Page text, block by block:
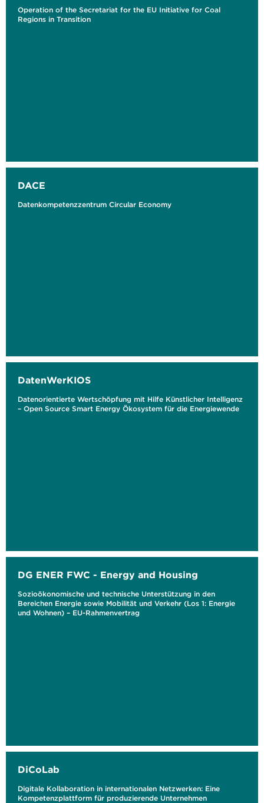
Operation of the Secretariat for the EU Initiative for Coal
Regions in Transition
DACE
Datenkompetenzzentrum Circular Economy
DatenWerKIOS
Datenorientierte Wertschöpfung mit Hilfe Künstlicher Intelligenz
– Open Source Smart Energy Ökosystem für die Energiewende
DG ENER FWC - Energy and Housing
Sozioökonomische und technische Unterstützung in den
Bereichen Energie sowie Mobilität und Verkehr (Los 1: Energie
und Wohnen) – EU-Rahmenvertrag
DiCoLab
Digitale Kollaboration in internationalen Netzwerken: Eine
Kompetenzplattform für produzierende Unternehmen